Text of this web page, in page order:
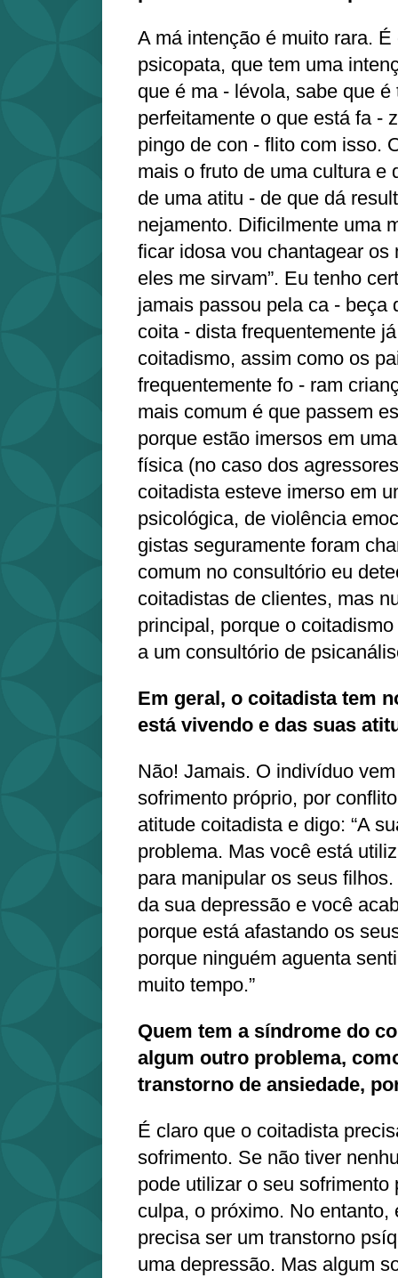
A má intenção é muito rara.
psicopata, que tem uma
que é ma - lévola, sabe que
perfeitamente o que está fa -
pingo de con - flito com isso.
mais o fruto de uma cultura e
de uma atitu - de que dá
nejamento. Dificilmente uma
ficar idosa vou chantagear os
eles me sirvam”. Eu tenho
jamais passou pela ca - beça
coita - dista frequentemente
coitadismo, assim como os
frequentemente fo - ram
mais comum é que passem
porque estão imersos em
física (no caso dos
coitadista esteve imerso em
psicológica, de violência
gistas seguramente foram
comum no consultório eu
coitadistas de clientes, mas
principal, porque o
a um consultório de
Em geral, o coitadista tem
está vivendo e das suas
Não! Jamais. O indivíduo
sofrimento próprio, por
atitude coitadista e digo: “A
problema. Mas você está
para manipular os seus
da sua depressão e você
porque está afastando os
porque ninguém aguenta
muito tempo.”
Quem tem a síndrome do
algum outro problema,
transtorno de ansiedade,
É claro que o coitadista
sofrimento. Se não tiver
pode utilizar o seu sofrimento
culpa, o próximo. No entanto,
precisa ser um transtorno
uma depressão. Mas algum